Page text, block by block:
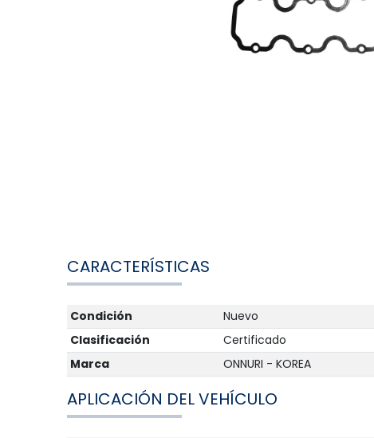
CARACTERÍSTICAS
Condición
Nuevo
Clasificación
Certificado
Marca
ONNURI - KOREA
APLICACIÓN DEL VEHÍCULO